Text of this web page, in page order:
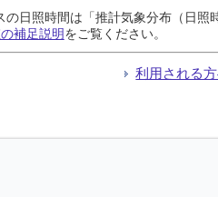
0.5 15.4 20.1 11.9
///
0.0 14.9 20.2 11.8
///
9.3
///
0.0 14.9 22.4 7.2 ///
0.5 15.4 20.1 11.9
///
0.0 14.9 20.2 11.8
///
9.3
///
0.0 14.9 22.4 7.2 ///
0.5 15.4 20.1 11.9
///
0.0 14.9 20.2 11.8
///
9.3
///
0.0 14.9 22.4 7.2 ///
0.5 15.4 20.1 11.9
///
0.0 14.9 20.2 11.8
///
9.3
///
0.0 14.9 22.4 7.2 ///
日照時間は「推計気象分布（日
補足説明をご覧ください。
利用される